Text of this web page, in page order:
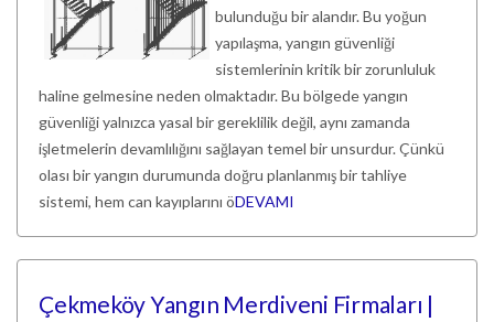
bulunduğu bir alandır. Bu yoğun
yapılaşma, yangın güvenliği
sistemlerinin kritik bir zorunluluk
haline gelmesine neden olmaktadır. Bu bölgede yangın
güvenliği yalnızca yasal bir gereklilik değil, aynı zamanda
işletmelerin devamlılığını sağlayan temel bir unsurdur. Çünkü
olası bir yangın durumunda doğru planlanmış bir tahliye
sistemi, hem can kayıplarını öDEVAMI
Çekmeköy Yangın Merdiveni Firmaları |